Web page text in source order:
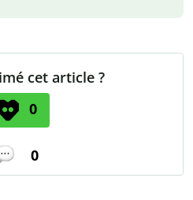
cet article ?
0
0